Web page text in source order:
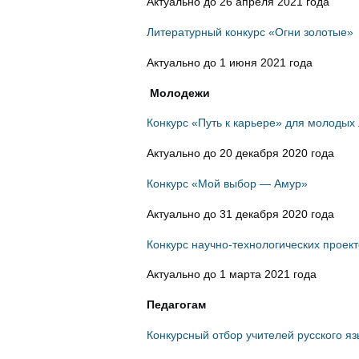
Литературный конкурс «Огни золотые»
Актуально до 1 июня 2021 года
Молодежи
Конкурс «Путь к карьере» для
Актуально до 20 декабря 2020 года
Конкурс «Мой выбор — Амур»
Актуально до 31 декабря 2020 года
Конкурс научно-технологических
Актуально до 1 марта 2021 года
Педагогам
Конкурсный отбор учителей русского